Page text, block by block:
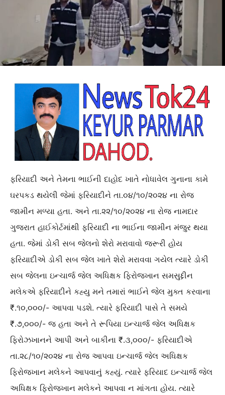
ફરિયાદી અને તેમના ભાઈની દાહોદ ખાતે નોધાવેલ ગુનાના કામે
ઘરપકડ થયેલી જેમાં ફરિયાદીને તા.૦૪/૧૦/૨૦૨૪ ના રોજ
જામીન મળ્યા હતા. અને તા.૨૨/૧૦/૨૦૨૪ ના રોજ નામદાર
ગુજરાત હાઈકોર્ટમાંથી ફરિયાદી ના ભાઈના જામીન મંજુર થયા
હતા. જેમાં ડોકી સબ જેલનો શેરો મરાવાવો જરૂરી હોય
ફરિયાદીએ ડોકી સબ જેલ ખાતે શેરો મરાવવા ગયેલ ત્યારે ડોકી
સબ જેલના ઇન્ચાર્જ જેલ અધિક્ષક ફિરોજખાન સમસુદ્દીન
મલેકએ ફરિયાદીને કહ્યુ મને તમારાં ભાઈને જેલ મુક્ત કરવાના
₹.૧૦,૦૦૦/- આપવા પડશે. ત્યારે ફરિયાદી પાસે તે સમયે
₹.૭,૦૦૦/- જ હતા અને તે રૂપિયા ઇન્ચાર્જ જેલ અધિક્ષક
ફિરોઝખાનને આપી અને બાકીના ₹.૩,૦૦૦/- ફરિયાદીએ
તા.૨૮/૧૦/૨૦૨૪ ના રોજ આપવા ઇન્ચાર્જ જેલ અધિક્ષક
ફિરોજખાન મલેકને આપવાનું કહ્યું. ત્યારે ફરિયાદ ઇન્ચાર્જ જેલ
અધિક્ષક ફિરોજખાન મલેકને આપવા ન માંગતા હોય. ત્યારે